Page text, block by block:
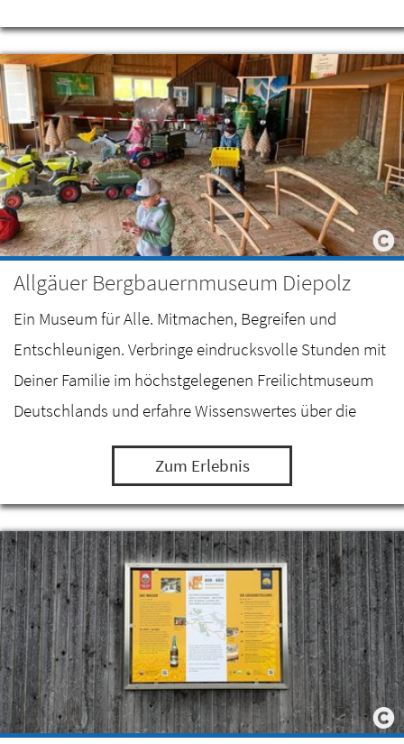
Allgäuer Bergbauernmuseum Diepolz
Ein Museum für Alle. Mitmachen, Begreifen und
Entschleunigen. Verbringe eindrucksvolle Stunden mit
Deiner Familie im höchstgelegenen Freilichtmuseum
Deutschlands und erfahre Wissenswertes über die
Milch- und Alpwirtschaft im Allgäu.
Zum Erlebnis